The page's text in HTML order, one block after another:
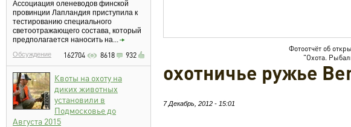
Ассоциация оленеводов финской
провинции Лапландия приступила к
тестированию специального
светоотражающего состава, который
предполагается наносить на...
Обсуждение 162704 8618 932
Квоты на охоту на
диких животных
установили в
Подмосковье до
Августа 2015
Фотоотчёт об
"Охота.
охотничье ружье
7 Декабрь, 2012 - 15:01